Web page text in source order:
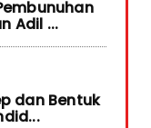
Adil ...
dan Bentuk